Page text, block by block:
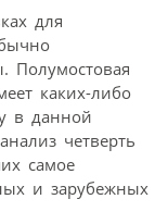
для
Полумостовая
каких-либо
в данной
четверть
самое
и зарубежных